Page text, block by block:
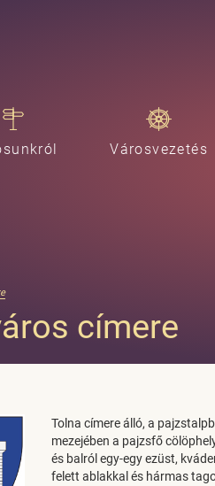
Városvezetés
címere
Tolna címere álló, a
mezejében a pajzsfő
és balról egy-egy ezüst,
felett ablakkal és hármas